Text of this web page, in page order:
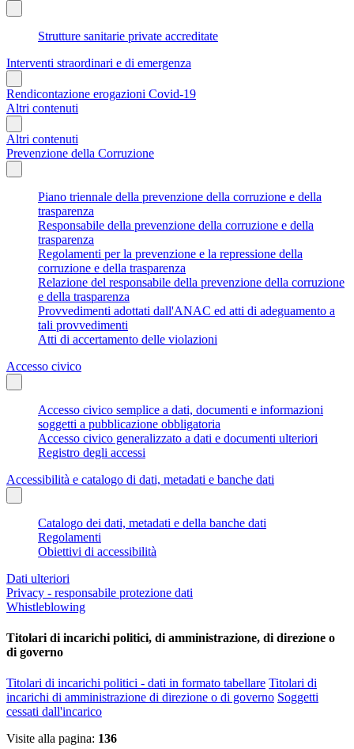
Strutture sanitarie private accreditate
Interventi straordinari e di emergenza
Rendicontazione erogazioni Covid-19
Altri contenuti
Altri contenuti
Prevenzione della Corruzione
Piano triennale della prevenzione della corruzione e della
trasparenza
Responsabile della prevenzione della corruzione e della
trasparenza
Regolamenti per la prevenzione e la repressione della
corruzione e della trasparenza
Relazione del responsabile della prevenzione della corruzione
e della trasparenza
Provvedimenti adottati dall'ANAC ed atti di adeguamento a
tali provvedimenti
Atti di accertamento delle violazioni
Accesso civico
Accesso civico semplice a dati, documenti e informazioni
soggetti a pubblicazione obbligatoria
Accesso civico generalizzato a dati e documenti ulteriori
Registro degli accessi
Accessibilità e catalogo di dati, metadati e banche dati
Catalogo dei dati, metadati e della banche dati
Regolamenti
Obiettivi di accessibilità
Dati ulteriori
Privacy - responsabile protezione dati
Whistleblowing
Titolari di incarichi politici, di amministrazione, di direzione o
di governo
Titolari di incarichi politici - dati in formato tabellare Titolari di
incarichi di amministrazione di direzione o di governo Soggetti
cessati dall'incarico
Visite alla pagina: 136